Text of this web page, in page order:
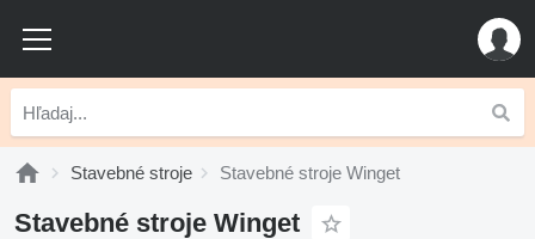
Stavebné stroje Stavebné stroje Winget
Stavebné stroje Winget